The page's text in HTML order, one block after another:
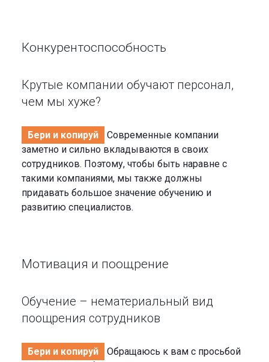
Конкурентоспособность
Крутые компании обучают персонал,
чем мы хуже?
Бери и копируй
Современные компании
заметно и сильно вкладываются в своих
сотрудников. Поэтому, чтобы быть наравне с
такими компаниями, мы также должны
придавать большое значение обучению и
развитию специалистов.
Мотивация и поощрение
Обучение – нематериальный вид
поощрения сотрудников
Бери и копируй
Обращаюсь к вам с просьбой